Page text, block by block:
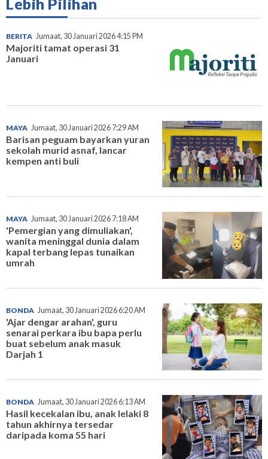
Lebih Pilihan
BERITA Jumaat, 30 Januari 2026 4:15 PM
Majoriti tamat operasi 31
Januari
MAYA Jumaat, 30 Januari 2026 7:29 AM
Barisan peguam bayarkan yuran
sekolah murid asnaf, lancar
kempen anti buli
MAYA Jumaat, 30 Januari 2026 7:18 AM
'Pemergian yang dimuliakan',
wanita meninggal dunia dalam
kapal terbang lepas tunaikan
umrah
BONDA Jumaat, 30 Januari 2026 6:20 AM
'Ajar dengar arahan', guru
senarai perkara ibu bapa perlu
buat sebelum anak masuk
Darjah 1
BONDA Jumaat, 30 Januari 2026 6:13 AM
Hasil kecekalan ibu, anak lelaki 8
tahun akhirnya tersedar
daripada koma 55 hari